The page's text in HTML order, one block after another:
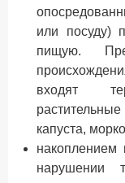
или посуду)
пищую.
входят
капуста,
накоплением
нарушении